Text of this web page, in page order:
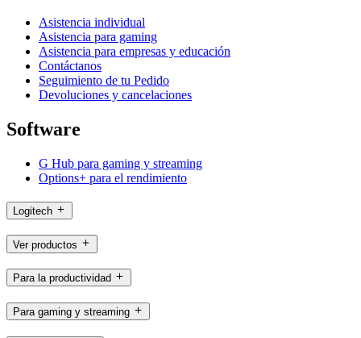
Asistencia individual
Asistencia para gaming
Asistencia para empresas y educación
Contáctanos
Seguimiento de tu Pedido
Devoluciones y cancelaciones
Software
G Hub para gaming y streaming
Options+ para el rendimiento
Logitech
Ver productos
Para la productividad
Para gaming y streaming